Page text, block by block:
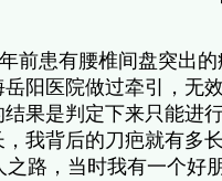
前患有腰椎间盘突出
岳阳医院做过牵引，无
果是判定下来只能进
我背后的刀疤就有多
路，当时我有一个好